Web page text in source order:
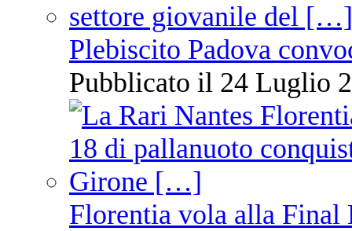
Plebiscito Padova
Pubblicato il 24 Luglio
Florentia vola alla Final